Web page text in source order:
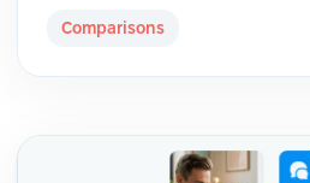
Comparisons